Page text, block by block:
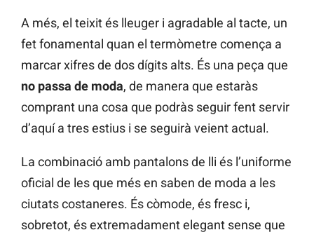
A més, el teixit és lleuger i agradable al tacte, un
fet fonamental quan el termòmetre comença a
marcar xifres de dos dígits alts. És una peça que
no passa de moda, de manera que estaràs
comprant una cosa que podràs seguir fent servir
d’aquí a tres estius i se seguirà veient actual.
La combinació amb pantalons de lli és l’uniforme
oficial de les que més en saben de moda a les
ciutats costaneres. És còmode, és fresc i,
sobretot, és extremadament elegant sense que